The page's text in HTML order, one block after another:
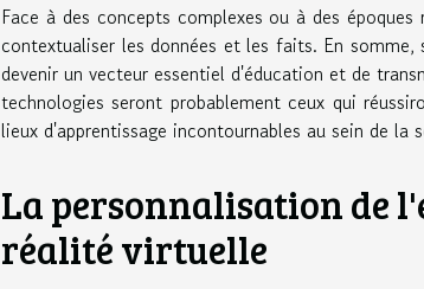
Face à des concepts complexes ou à des
contextualiser les données et les faits. En
devenir un vecteur essentiel d'éducation et de
technologies seront probablement ceux qui
lieux d'apprentissage incontournables au sein de la
La personnalisation de
réalité virtuelle